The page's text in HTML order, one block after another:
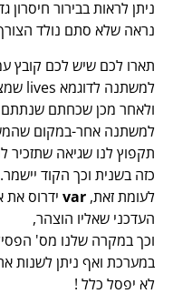
ניתן לראות בבירור
נראה שלא סתם נולד
תארו לכם שיש לכם קובץ
למשתנה לדוגמא lives שמציין מספר פסילות של שחקן במשחק.
ולאחר מכן שכחתם
למשתנה אחר-במקום
תקפוץ לנו שגיאה שתזכיר
כזה בשנית וכך הקוד יישמר.
לעומת זאת,
ידרוס את
העדכני שאליו הוצהר,
וכך במקרה שלנו מס'
במערכת ואף ניתן לשנות
לא יפסל כלל !